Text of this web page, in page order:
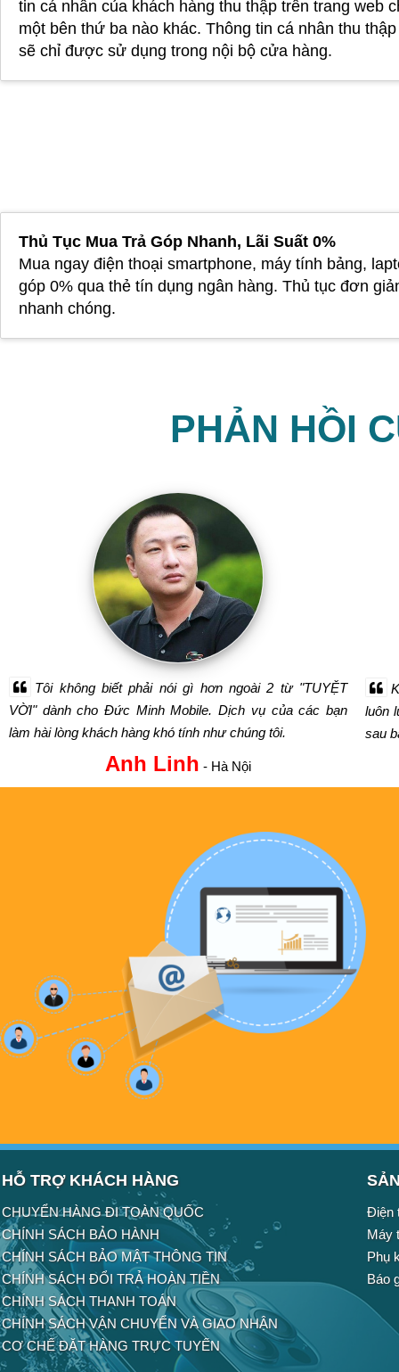
tin cá nhân của khách hàng thu thập trên trang web
một bên thứ ba nào khác. Thông tin cá nhân thu
sẽ chỉ được sử dụng trong nội bộ cửa hàng.
Thủ Tục Mua Trả Góp Nhanh, Lãi Suất 0%
Mua ngay điện thoại smartphone, máy tính bảng,
góp 0% qua thẻ tín dụng ngân hàng. Thủ tục đơn
nhanh chóng.
PHẢN HỒI
Tôi không biết phải nói gì hơn ngoài 2 từ "TUYỆT
VỜI" dành cho Đức Minh Mobile. Dịch vụ của các bạn
làm hài lòng khách hàng khó tính như chúng tôi.
Anh Linh - Hà Nội
luôn
sau
HỖ TRỢ KHÁCH HÀNG
CHUYỂN HÀNG ĐI TOÀN QUỐC
CHÍNH SÁCH BẢO HÀNH
CHÍNH SÁCH BẢO MẬT THÔNG TIN
CHÍNH SÁCH ĐỔI TRẢ HOÀN TIỀN
CHÍNH SÁCH THANH TOÁN
CHÍNH SÁCH VẬN CHUYỂN VÀ GIAO NHẬN
CƠ CHẾ ĐẶT HÀNG TRỰC TUYẾN
Điện
Máy
Phụ
Báo